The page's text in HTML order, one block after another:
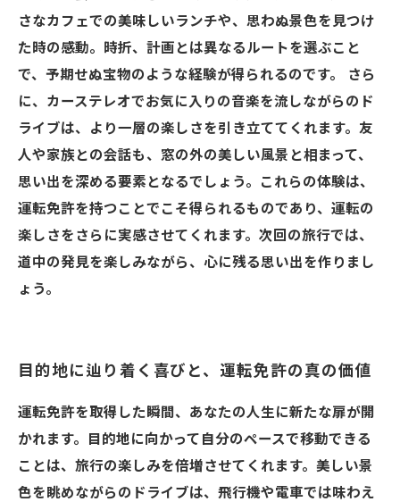
さなカフェでの美味しいランチや、思わぬ景色を見つけ
た時の感動。時折、計画とは異なるルートを選ぶこと
で、予期せぬ宝物のような経験が得られるのです。 さら
に、カーステレオでお気に入りの音楽を流しながらのド
ライブは、より一層の楽しさを引き立ててくれます。友
人や家族との会話も、窓の外の美しい風景と相まって、
思い出を深める要素となるでしょう。これらの体験は、
運転免許を持つことでこそ得られるものであり、運転の
楽しさをさらに実感させてくれます。次回の旅行では、
道中の発見を楽しみながら、心に残る思い出を作りまし
ょう。
目的地に辿り着く喜びと、運転免許の真の価値
運転免許を取得した瞬間、あなたの人生に新たな扉が開
かれます。目的地に向かって自分のペースで移動できる
ことは、旅行の楽しみを倍増させてくれます。美しい景
色を眺めながらのドライブは、飛行機や電車では味わえ